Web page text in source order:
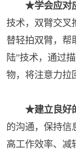
★学会应对
技术，双臂交叉
替轻拍双臂，帮
陆”技术，通过
物，将注意力拉
★建立良好
的沟通，保持信
高工作效率、减